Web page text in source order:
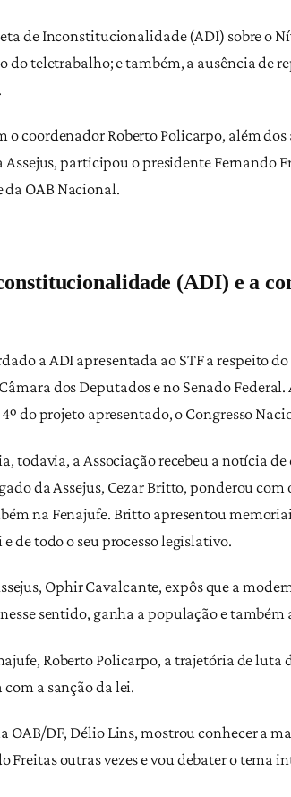
de Inconstitucionalidade (ADI) sobre o
do teletrabalho; e também, a ausência de
o coordenador Roberto Policarpo, além
Assejus, participou o presidente
OAB Nacional.
(ADI) e a
a ADI apresentada ao STF a respeito
dos Deputados e no Senado
4º do projeto apresentado, o Congresso
todavia, a Associação recebeu a notícia
da Assejus, Cezar Britto, ponderou
na Fenajufe. Britto apresentou
de todo o seu processo legislativo.
Ophir Cavalcante, expôs que a
sentido, ganha a população e também
Roberto Policarpo, a trajetória de
a sanção da lei.
OAB/DF, Délio Lins, mostrou conhecer a
Freitas outras vezes e vou debater o tema